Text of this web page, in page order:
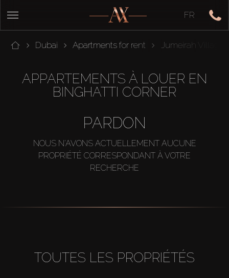
FR
Dubai Apartments for rent Jumeirah Village
APPARTEMENTS À LOUER EN
BINGHATTI CORNER
PARDON
NOUS N'AVONS ACTUELLEMENT AUCUNE
PROPRIÉTÉ CORRESPONDANT À VOTRE
RECHERCHE
TOUTES LES PROPRIÉTÉS